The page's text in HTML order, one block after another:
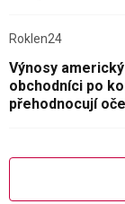
Roklen24
Výnosy
obchodníci po
přehodnocují